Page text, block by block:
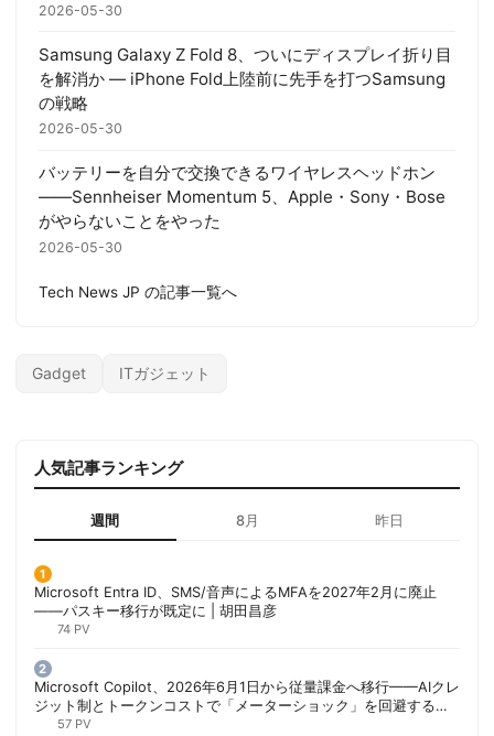
2026-05-30
Samsung Galaxy Z Fold 8、ついにディスプレイ折り目
を解消か — iPhone Fold上陸前に先手を打つSamsung
の戦略
2026-05-30
バッテリーを自分で交換できるワイヤレスヘッドホン
——Sennheiser Momentum 5、Apple・Sony・Bose
がやらないことをやった
2026-05-30
Tech News JP の記事一覧へ
Gadget ITガジェット
人気記事ランキング
週間 8月 昨日
Microsoft Entra ID、SMS/音声によるMFAを2027年2月に廃止
——パスキー移行が既定に | 胡田昌彦
74 PV
Microsoft Copilot、2026年6月1日から従量課金へ移行——AIクレ
ジット制とトークンコストで「メーターショック」を回避する方
法 | 胡田昌彦
57 PV